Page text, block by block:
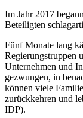
Im Jahr 2017
Beteiligten
Fünf Monate lang
Regierungstruppen
Unternehmen und
gezwungen, in
können viele
zurückkehren und
IDP).